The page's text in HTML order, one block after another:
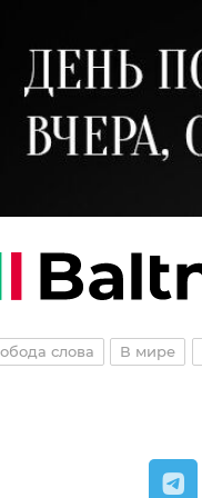
слова В мире